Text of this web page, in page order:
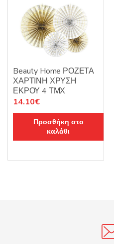
Beauty Home ΡΟΖΕΤΑ
ΧΑΡΤΙΝΗ ΧΡΥΣΗ
ΕΚΡΟΥ 4 ΤΜΧ
14.10€
Προσθήκη στο
καλάθι